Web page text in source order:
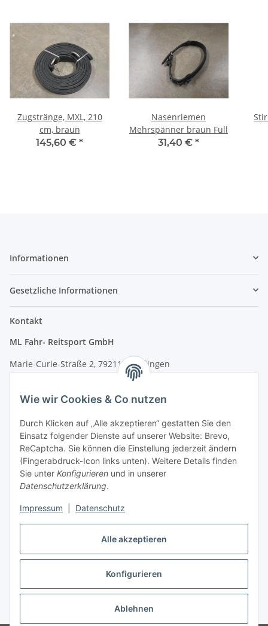
Alle akzeptieren
Konfigurieren
Ablehnen
Wie wir Cookies & Co nutzen
Durch Klicken auf „Alle akzeptieren“ gestatten Sie den
Einsatz folgender Dienste auf unserer Website: Brevo,
ReCaptcha. Sie können die Einstellung jederzeit ändern
(Fingerabdruck-Icon links unten). Weitere Details finden
Sie unter Konfigurieren und in unserer
Datenschutzerklärung.
Impressum Datenschutz
Zugstränge, MXL, 210
cm, braun
145,60 € *
Nasenriemen
Mehrspänner braun Full
31,40 € *
Informationen
Gesetzliche Informationen
Kontakt
ML Fahr- Reitsport GmbH
Marie-Curie-Straße 2, 79211 Denzlingen
Nach Terminvereinbarung können Sie gerne bei uns im Lager
vorbeikommen
Zahlungsarten
Vertrag widerrufen
* Alle Preise inkl. gesetzlicher USt., zzgl.Versand